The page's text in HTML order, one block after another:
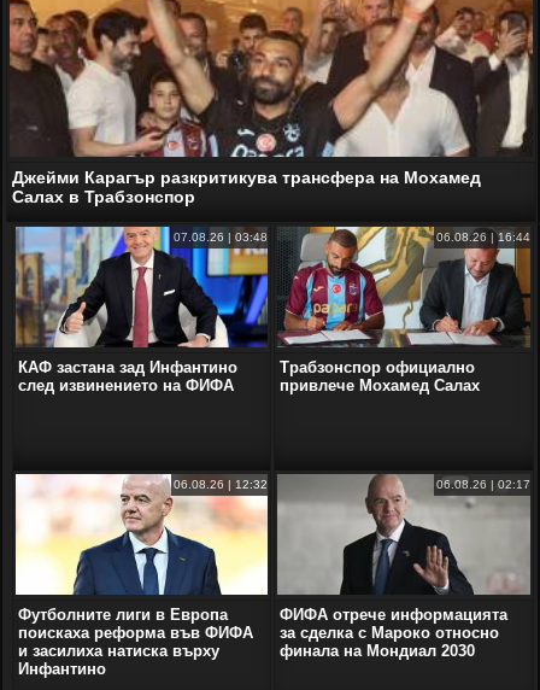
Джейми Карагър разкритикува трансфера на Мохамед
Салах в Трабзонспор
07.08.26 | 03:48
КАФ застана зад Инфантино
след извинението на ФИФА
06.08.26 | 16:44
Трабзонспор официално
привлече Мохамед Салах
06.08.26 | 12:32
Футболните лиги в Европа
поискаха реформа във ФИФА
и засилиха натиска върху
Инфантино
06.08.26 | 02:17
ФИФА отрече информацията
за сделка с Мароко относно
финала на Мондиал 2030